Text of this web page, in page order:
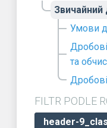
Звичайний
Умови
та
FILTR PODLE